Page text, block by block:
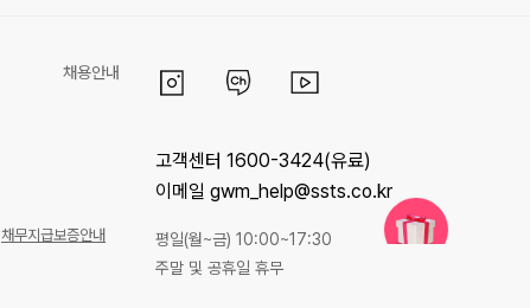
채용안내
채무지급보증안내
고객센터 1600-3424(유료)
이메일 gwm_help@ssts.co.kr
평일(월~금) 10:00~17:30
주말 및 공휴일 휴무